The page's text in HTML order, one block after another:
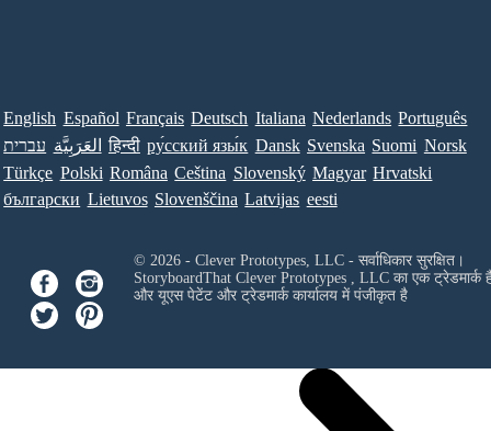
English Español Français Deutsch Italiana Nederlands Português
עברית العَرَبِيَّة हिन्दी ру́сский язы́к Dansk Svenska Suomi Norsk
Türkçe Polski Româna Ceština Slovenský Magyar Hrvatski
български Lietuvos Slovenščina Latvijas eesti
© 2026 - Clever Prototypes, LLC - सर्वाधिकार सुरक्षित।
StoryboardThat Clever Prototypes , LLCका एक ट्रेडमार्क
और यूएस पेटेंट और ट्रेडमार्क कार्यालय में पंजीकृत है